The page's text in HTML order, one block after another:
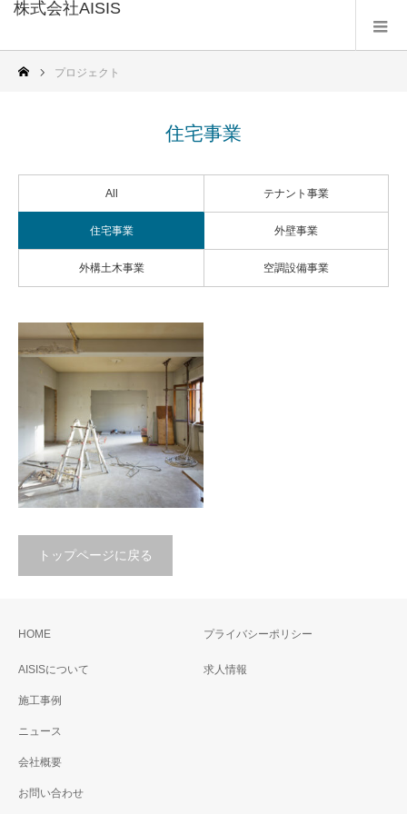
株式会社AISIS
プロジェクト
住宅事業
All テナント事業
住宅事業 外壁事業
外構土木事業 空調設備事業
住宅事業
トップページに戻る
HOME
AISISについて
施工事例
ニュース
会社概要
お問い合わせ
プライバシーポリシー
求人情報